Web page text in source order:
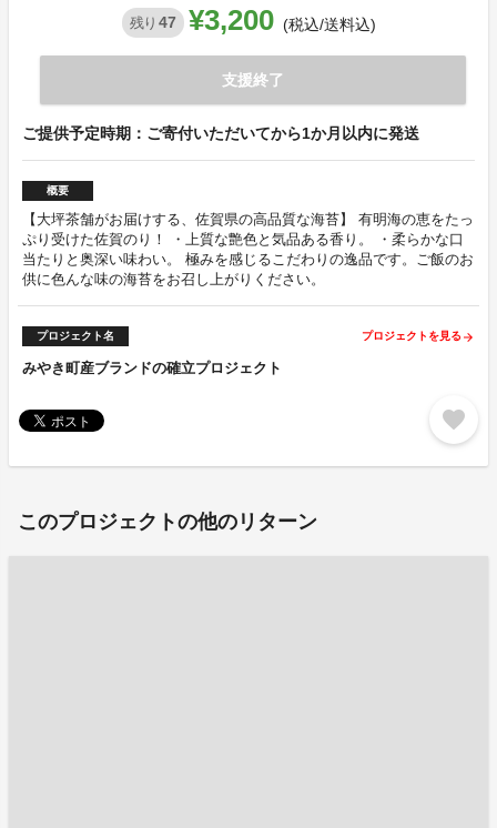
残り 47 ¥3,200 (税込/送料込)
支援終了
ご提供予定時期：ご寄付いただいてから1か月以内に発送
概要
【大坪茶舗がお届けする、佐賀県の高品質な海苔】 有明海の恵をたっ
ぷり受けた佐賀のり！ ・上質な艶色と気品ある香り。 ・柔らかな口
当たりと奥深い味わい。 極みを感じるこだわりの逸品です。ご飯のお
供に色んな味の海苔をお召し上がりください。
プロジェクト名 プロジェクトを見る arrow_forward
みやき町産ブランドの確立プロジェクト
favorite
このプロジェクトの他のリターン